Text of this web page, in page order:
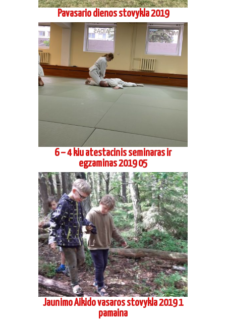
6 – 4 kiu atestacinis seminaras ir
egzaminas 2019 05
Jaunimo Aikido vasaros stovykla 2019 1
pamaina